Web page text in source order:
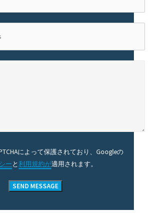
によって保護されており、Googleの
ーと利用規約が適用されます。